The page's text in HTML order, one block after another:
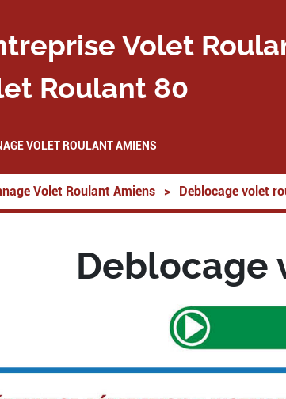
Roulant 80
VOLET ROULANT AMIENS
Volet Roulant Amiens > Deblocage volet
Deblocage